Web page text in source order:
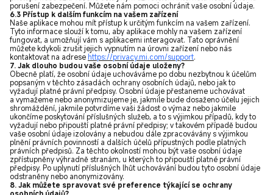
porušení zabezpečení. Můžete nám pomoci ochránit vaše osobní údaje.
6.3 Přístup k dalším funkcím na vašem zařízení
Naše aplikace mohou mít přístup k určitým funkcím na vašem zařízení.
Tyto informace slouží k tomu, aby aplikace mohly na vašem zařízení
fungovat, a umožňují vám s aplikacemi interagovat. Tato oprávnění
můžete kdykoli zrušit jejich vypnutím na úrovni zařízení nebo nás
kontaktovat na adrese https://privacy.mi.com/support.
7. Jak dlouho budou vaše osobní údaje uloženy?
Obecně platí, že osobní údaje uchováváme po dobu nezbytnou k účelům
popsaným v těchto zásadách ochrany osobních údajů, nebo jak to
vyžadují platné právní předpisy. Osobní údaje přestaneme uchovávat
a vymažeme nebo anonymizujeme je, jakmile bude dosaženo účelu jejich
shromáždění, jakmile potvrdíme vaši žádost o výmaz nebo jakmile
ukončíme poskytování příslušných služeb, a to s výjimkou případů, kdy to
vyžadují nebo připouští platné právní předpisy; v takovém případě budou
vaše osobní údaje izolovány a nebudou dále zpracovávány s výjimkou
plnění právních povinností a dalších účelů přípustných podle platných
právních předpisů. Za těchto okolností mohou být vaše osobní údaje
zpřístupněny výhradně stranám, u kterých to připouští platné právní
předpisy. Po uplynutí příslušných lhůt uchovávání budou tyto osobní údaje
odstraněny nebo anonymizovány.
8. Jak můžete spravovat své preference týkající se ochrany